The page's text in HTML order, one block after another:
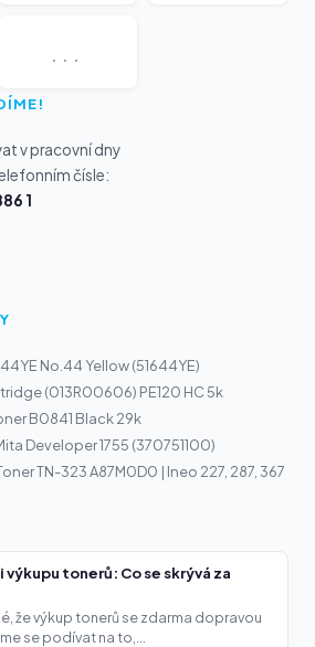
...
v pracovní dny
čísle:
1
No.44 Yellow (51644YE)
(013R00606) PE120 HC 5k
B0841 Black 29k
Developer 1755 (370751100)
TN-323 A87M0D0 | Ineo 227, 287, 367
tonerů: Co se skrývá za
že výkup tonerů se zdarma dopravou
se podívat na to,...